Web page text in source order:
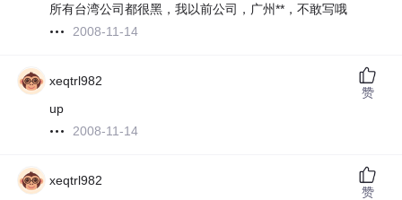
所有台湾公司都很黑，我以前公司，广州**，不敢写哦
2008-11-14
xeqtrl982
up
2008-11-14
赞
xeqtrl982
赞